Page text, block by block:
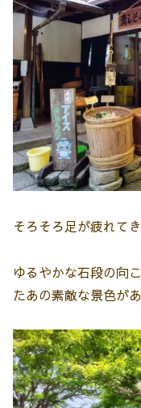
そろそろ足が疲れて
ゆるやかな石段の向
たあの素敵な景色があ